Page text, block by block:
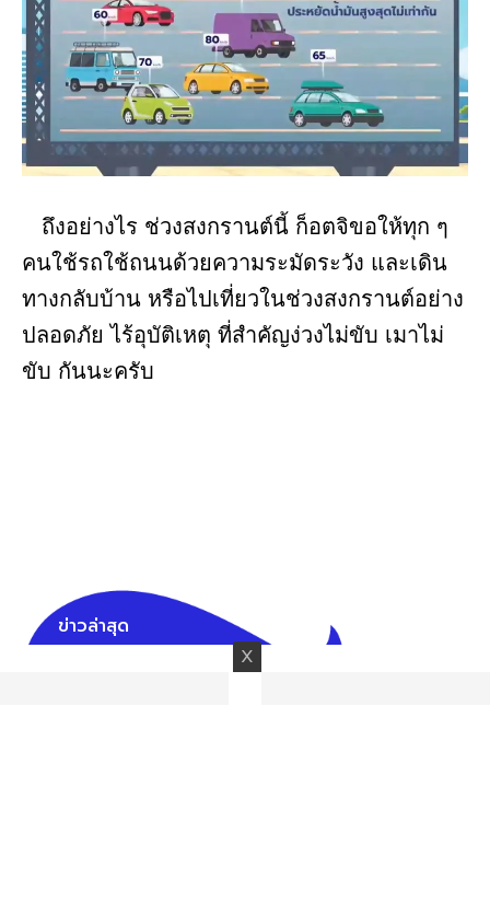
ถึงอย่างไร ช่วงสงกรานต์นี้ ก็อตจิขอให้ทุก ๆ
คนใช้รถใช้ถนนด้วยความระมัดระวัง และเดิน
ทางกลับบ้าน หรือไปเที่ยวในช่วงสงกรานต์อย่าง
ปลอดภัย ไร้อุบัติเหตุ ที่สำคัญง่วงไม่ขับ เมาไม่
ขับ กันนะครับ
ข่าวล่าสุด